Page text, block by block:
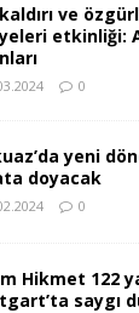
ve
etkinliği:
0
yeni
doyacak
0
Hikmet 122
saygı